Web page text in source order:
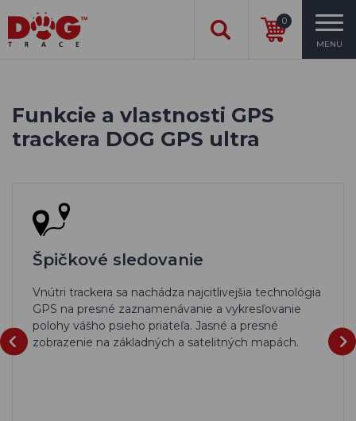
0
MENU
Funkcie a vlastnosti GPS
trackera DOG GPS ultra
Špičkové sledovanie
Vnútri trackera sa nachádza najcitlivejšia technológia
GPS na presné zaznamenávanie a vykresľovanie
polohy vášho psieho priateľa. Jasné a presné
zobrazenie na základných a satelitných mapách.